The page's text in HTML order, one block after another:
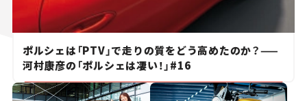
ポルシェは「PTV」で走りの質をどう高めたのか？——
河村康彦の「ポルシェは凄い！」#16